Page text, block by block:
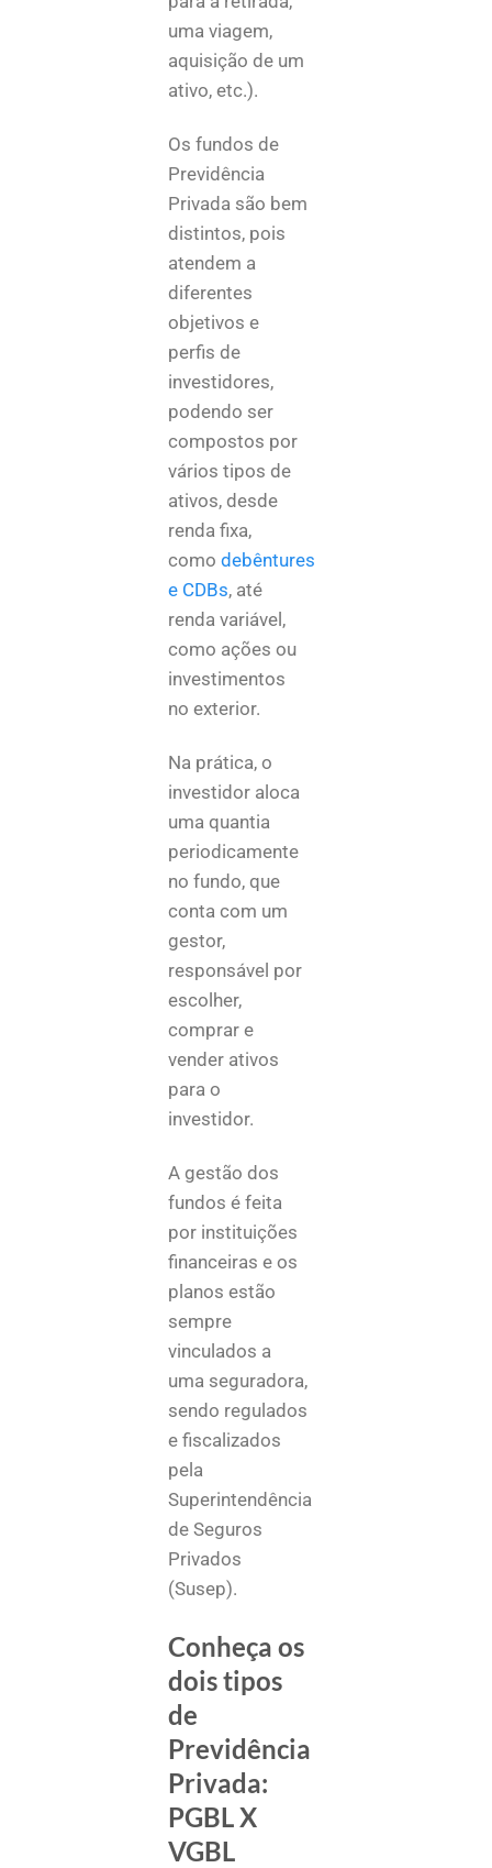
uma viagem,
aquisição de um
ativo, etc.).
Os fundos de
Previdência
Privada são bem
distintos, pois
atendem a
diferentes
objetivos e
perfis de
investidores,
podendo ser
compostos por
vários tipos de
ativos, desde
renda fixa,
comodebêntures
e CDBs, até
renda variável,
como ações ou
investimentos
no exterior.
Na prática, o
investidor aloca
uma quantia
periodicamente
no fundo, que
conta com um
gestor,
responsável por
escolher,
comprar e
vender ativos
para o
investidor.
A gestão dos
fundos é feita
por instituições
financeiras e os
planos estão
sempre
vinculados a
uma seguradora,
sendo regulados
e fiscalizados
pela
Superintendência
de Seguros
Privados
(Susep).
Conheça os
dois tipos
de
Previdência
Privada:
PGBL X
VGBL